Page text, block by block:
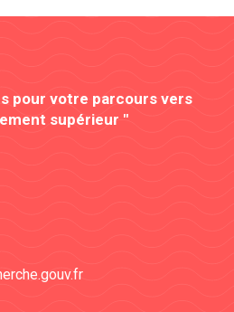
pour votre parcours vers
supérieur "